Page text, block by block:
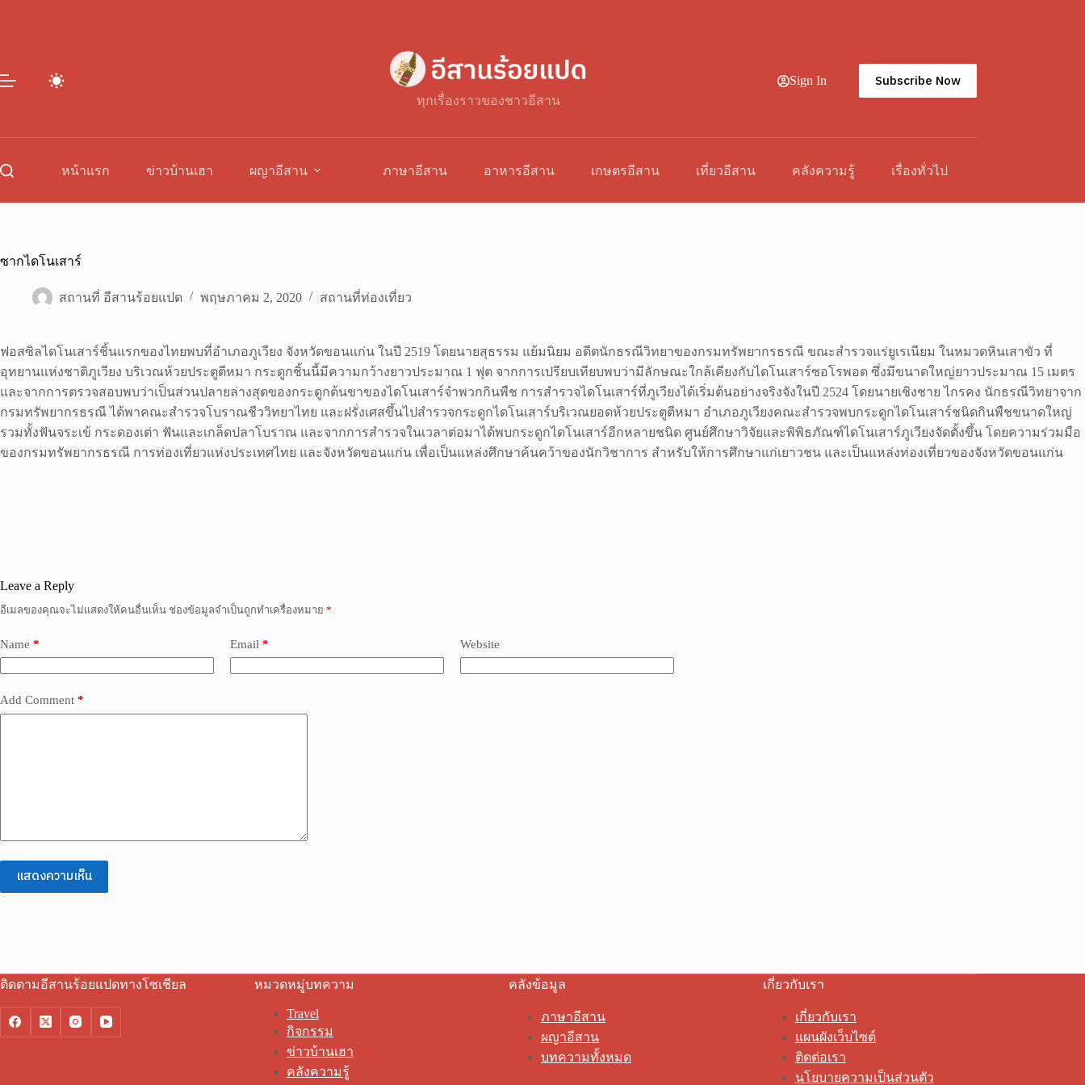
ทุกเรื่องราวของชาวอีสาน
Sign In Subscribe Now
หน้าแรก ข่าวบ้านเฮา ผญาอีสาน ภาษาอีสาน อาหารอีสาน เกษตรอีสาน เที่ยวอีสาน คลังความรู้ เรื่องทั่วไป
ซากไดโนเสาร์
สถานที่ อีสานร้อยแปด พฤษภาคม 2, 2020 สถานที่ท่องเที่ยว
ฟอสซิลไดโนเสาร์ชิ้นแรกของไทยพบที่อำเภอภูเวียง จังหวัดขอนแก่น ในปี 2519 โดยนายสุธรรม แย้มนิยม อดีตนักธรณีวิทยาของกรมทรัพยากรธรณี ขณะสำรวจแร่ยูเรเนียม ในหมวดหินเสาขัว ที่
อุทยานแห่งชาติภูเวียง บริเวณห้วยประตูตีหมา กระดูกชิ้นนี้มีความกว้างยาวประมาณ 1 ฟุต จากการเปรียบเทียบพบว่ามีลักษณะใกล้เคียงกับไดโนเสาร์ซอโรพอด ซึ่งมีขนาดใหญ่ยาวประมาณ 15 เมตร
และจากการตรวจสอบพบว่าเป็นส่วนปลายล่างสุดของกระดูกต้นขาของไดโนเสาร์จำพวกกินพืช การสำรวจไดโนเสาร์ที่ภูเวียงได้เริ่มต้นอย่างจริงจังในปี 2524 โดยนายเชิงชาย ไกรคง นักธรณีวิทยาจาก
กรมทรัพยากรธรณี ได้พาคณะสำรวจโบราณชีววิทยาไทย และฝรั่งเศสขึ้นไปสำรวจกระดูกไดโนเสาร์บริเวณยอดห้วยประตูตีหมา อำเภอภูเวียงคณะสำรวจพบกระดูกไดโนเสาร์ชนิดกินพืชขนาดใหญ่
รวมทั้งฟันจระเข้ กระดองเต่า ฟันและเกล็ดปลาโบราณ และจากการสำรวจในเวลาต่อมาได้พบกระดูกไดโนเสาร์อีกหลายชนิด ศูนย์ศึกษาวิจัยและพิพิธภัณฑ์ไดโนเสาร์ภูเวียงจัดตั้งขึ้น โดยความร่วมมือ
ของกรมทรัพยากรธรณี การท่องเที่ยวแห่งประเทศไทย และจังหวัดขอนแก่น เพื่อเป็นแหล่งศึกษาค้นคว้าของนักวิชาการ สำหรับให้การศึกษาแก่เยาวชน และเป็นแหล่งท่องเที่ยวของจังหวัดขอนแก่น
Leave a Reply
อีเมลของคุณจะไม่แสดงให้คนอื่นเห็น ช่องข้อมูลจำเป็นถูกทำเครื่องหมาย *
Name * Email * Website
Add Comment *
แสดงความเห็น
ติดตามอีสานร้อยแปดทางโซเชียล หมวดหมู่บทความ
Travel
กิจกรรม
ข่าวบ้านเฮา
คลังความรู้
คลังข้อมูล
ภาษาอีสาน
ผญาอีสาน
บทความทั้งหมด
เกี่ยวกับเรา
เกี่ยวกับเรา
แผนผังเว็บไซต์
ติดต่อเรา
นโยบายความเป็นส่วนตัว